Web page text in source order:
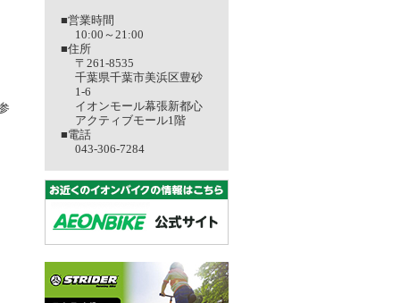
■営業時間
10:00～21:00
■住所
〒261-8535
千葉県千葉市美浜区豊砂
1-6
イオンモール幕張新都心
アクティブモール1階
■電話
043-306-7284